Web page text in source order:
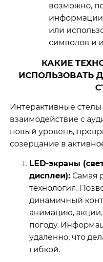
возможно,
информации
или
символов и
КАКИЕ
ИСПОЛЬЗОВАТЬ
Интерактивные
взаимодействие с
новый уровень,
созерцание в
LED-экраны
дисплеи): Самая
технология.
динамичный
анимацию, акции,
погоду.
удаленно, что
гибкой.